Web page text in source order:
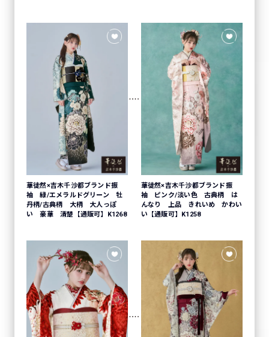
華徒然×吉木千沙都ブランド振
袖 緑/エメラルドグリーン 牡
丹柄/古典柄 大柄 大人っぽ
い 豪華 清楚【通販可】K1268
華徒然×吉木千沙都ブランド振
袖 ピンク/淡い色 古典柄 は
んなり 上品 きれいめ かわい
い【通販可】K1258